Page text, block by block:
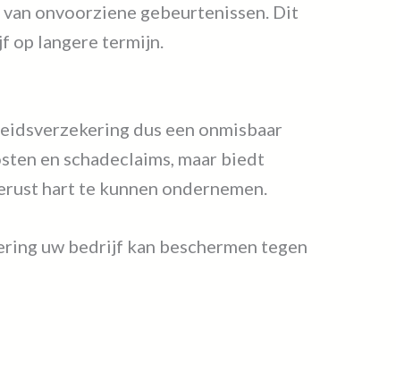
onvoorziene gebeurtenissen. Dit
op langere termijn.
dus een onmisbaar
en schadeclaims, maar biedt
hart te kunnen ondernemen.
uw bedrijf kan beschermen tegen